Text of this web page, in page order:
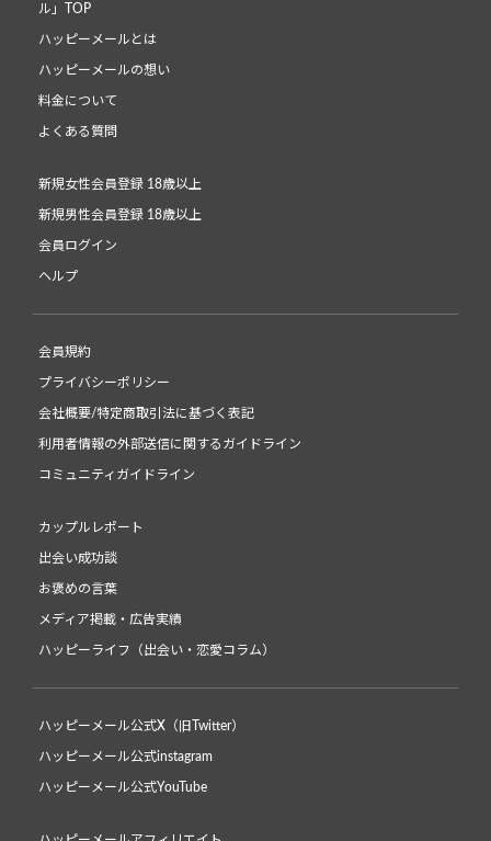
ル」TOP
ハッピーメールとは
ハッピーメールの想い
料金について
よくある質問
新規女性会員登録 18歳以上
新規男性会員登録 18歳以上
会員ログイン
ヘルプ
会員規約
プライバシーポリシー
会社概要/特定商取引法に基づく表記
利用者情報の外部送信に関するガイドライン
コミュニティガイドライン
カップルレポート
出会い成功談
お褒めの言葉
メディア掲載・広告実績
ハッピーライフ（出会い・恋愛コラム）
ハッピーメール公式X（旧Twitter）
ハッピーメール公式instagram
ハッピーメール公式YouTube